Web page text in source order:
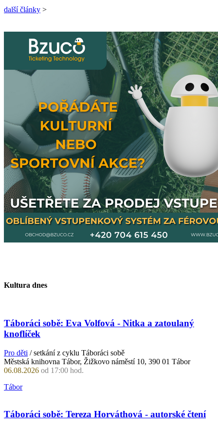
další články >
Kultura dnes
Táboráci sobě: Eva Volfová - Nitka a zatoulaný
knoflíček
Pro děti / setkání z cyklu Táboráci sobě
Městská knihovna Tábor, Žižkovo náměstí 10, 390 01 Tábor
06.08.2026 od 17:00 hod.
Tábor
Táboráci sobě: Tereza Horváthová - autorské čtení